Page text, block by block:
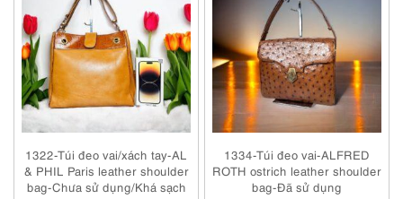
1322-Túi đeo vai/xách tay-AL
& PHIL Paris leather shoulder
bag-Chưa sử dụng/Khá sạch
1334-Túi đeo vai-ALFRED
ROTH ostrich leather shoulder
bag-Đã sử dụng